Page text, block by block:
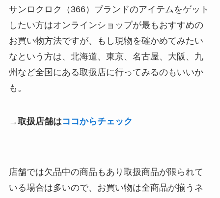
サンロクロク（366）ブランドのアイテムをゲット
したい方はオンラインショップが最もおすすめの
お買い物方法ですが、もし現物を確かめてみたい
なという方は、北海道、東京、名古屋、大阪、九
州など全国にある取扱店に行ってみるのもいいか
も。
→取扱店舗はココからチェック
店舗では欠品中の商品もあり取扱商品が限られて
いる場合は多いので、お買い物は全商品が揃うネ